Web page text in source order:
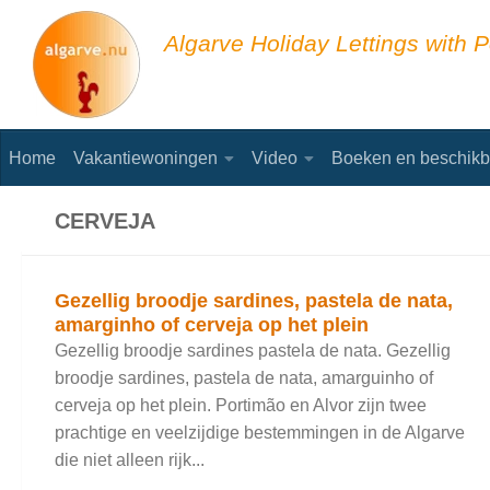
Skip to content
Algarve Holiday Lettings with
Home Vakantiewoningen Video Boeken en
CERVEJA
Gezellig broodje sardines, pastela de nata,
amarginho of cerveja op het plein
Gezellig broodje sardines pastela de nata. Gezellig
broodje sardines, pastela de nata, amarguinho of
cerveja op het plein. Portimão en Alvor zijn twee
prachtige en veelzijdige bestemmingen in de Algarve
die niet alleen rijk...